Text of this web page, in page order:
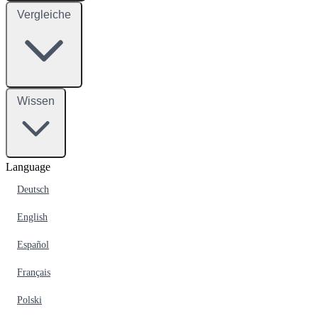
Vergleiche
Wissen
Language
Deutsch
English
Español
Français
Polski